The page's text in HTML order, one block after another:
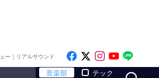
ー｜リアルサウンド Like on Facebook
Follow on x
Follow on
Follow
音楽部
テック